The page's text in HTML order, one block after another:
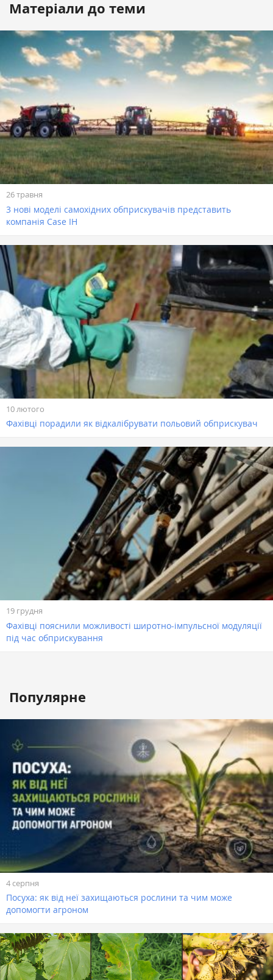
Матеріали до теми
26 травня
3 нові моделі самохідних обприскувачів представить
компанія Case IH
10 лютого
Фахівці порадили як відкалібрувати польовий обприскувач
19 грудня
Фахівці пояснили можливості широтно-імпульсної модуляції
під час обприскування
Популярне
4 серпня
Посуха: як від неї захищаються рослини та чим може
допомогти агроном